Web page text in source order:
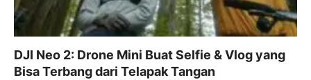
DJI Neo 2: Drone Mini Buat Selfie & Vlog yang
Bisa Terbang dari Telapak Tangan